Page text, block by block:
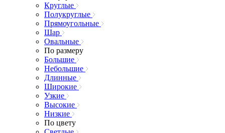
Круглые
Полукруглые
Прямоугольные
Шар
Овальные
По размеру
Большие
Небольшие
Длинные
Широкие
Узкие
Высокие
Низкие
По цвету